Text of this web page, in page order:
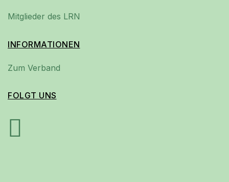
Mitglieder des LRN
INFORMATIONEN
Zum Verband
FOLGT UNS